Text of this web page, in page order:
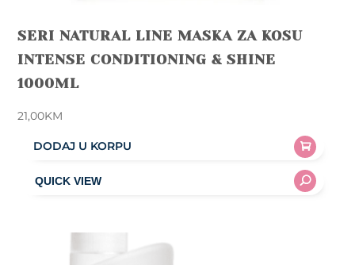
SERI NATURAL LINE MASKA ZA KOSU
INTENSE CONDITIONING & SHINE
1000ML
21,00KM
DODAJ U KORPU